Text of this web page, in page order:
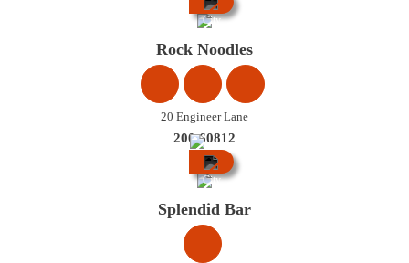
City
Rock Noodles
20 Engineer Lane
200 60812
City
Splendid Bar